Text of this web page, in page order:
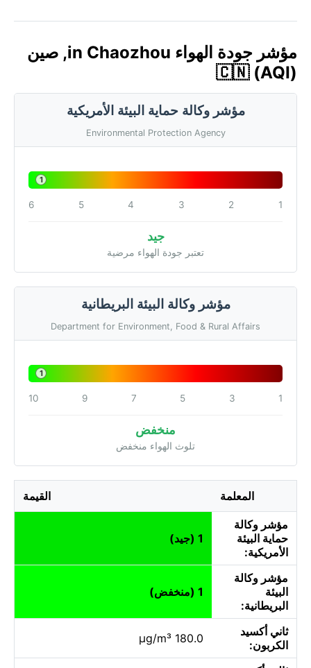
مؤشر جودة الهواء in Chaozhou, صين
🇨🇳 (AQI)
مؤشر وكالة حماية البيئة الأمريكية
Environmental Protection Agency
1
1
2
3
4
5
6
جيد
تعتبر جودة الهواء مرضية
مؤشر وكالة البيئة البريطانية
Department for Environment, Food & Rural Affairs
1
1
3
5
7
9
10
منخفض
تلوث الهواء منخفض
المعلمة القيمة
مؤشر وكالة
حماية البيئة
الأمريكية:
1 (جيد)
مؤشر وكالة
البيئة
البريطانية:
1 (منخفض)
ثاني أكسيد
الكربون:
180.0 µg/m³